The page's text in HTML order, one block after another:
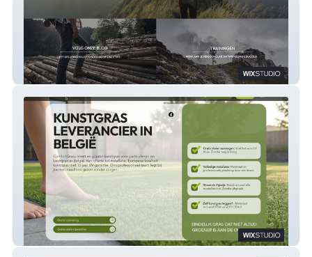
Tijdloos Bewustzijn
Comfortgrass.be